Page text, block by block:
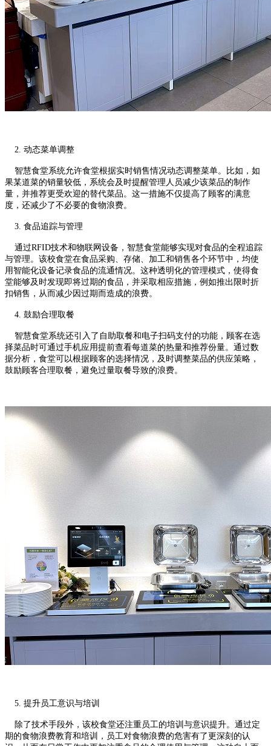
2. 动态菜单调整
智慧食堂系统允许食堂根据实时销售情况动态调整菜单。比如，如
果某道菜的销量较低，系统会及时提醒管理人员减少该菜品的制作
量，并推荐更受欢迎的替代菜品。这一措施不仅提高了顾客的满意
度，还减少了不必要的食物浪费。
3. 食品追踪与管理
通过RFID技术和物联网设备，智慧食堂能够实现对食品的全程追踪
与管理。该校食堂在食品采购、存储、加工和销售各个环节中，均使
用智能化设备记录食品的流通情况。这种透明化的管理模式，使得食
堂能够及时发现即将过期的食品，并采取相应措施，例如推出限时折
扣销售，从而减少因过期而造成的浪费。
4. 鼓励合理取餐
智慧食堂系统还引入了自助取餐和电子扫码支付的功能，顾客在选
择菜品时可通过手机应用提前查看每道菜的热量和推荐份量。通过数
据分析，食堂可以根据顾客的选择情况，及时调整菜品的供应策略，
鼓励顾客合理取餐，避免过量取餐导致的浪费。
5. 提升员工意识与培训
除了技术手段外，该校食堂还注重员工的培训与意识提升。通过定
期的食物浪费教育和培训，员工对食物浪费的危害有了更深刻的认